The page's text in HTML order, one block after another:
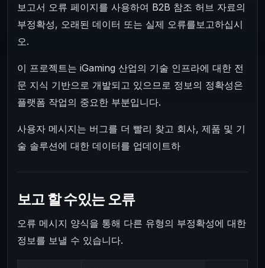
보고서 오류 페이지를 사용하여 B2B 참조 허브 자료의
부정확성, 오래된 데이터 또는 실제 오류를보고하십시
오.
이 프로젝트는 iGaming 산업의 기술 인프라에 대한 전
문 지식 기반으로 개발되고 있으므로 정보의 정확성은
플랫폼 작업의 중요한 부분입니다.
사용자 메시지는 버그를 더 빨리 찾고 회사, 제품 및 기
술 솔루션에 대한 데이터를 업데이트하
보고 할 수있는 오류
오류 메시지 양식을 통해 다른 유형의 부정확성에 대한
정보를 보낼 수 있습니다.